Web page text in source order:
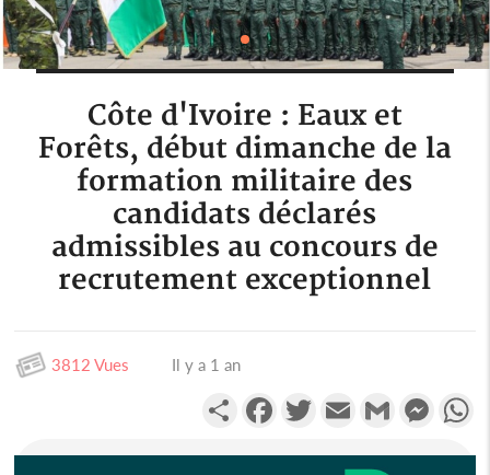
Côte d'Ivoire : Eaux et
Forêts, début dimanche de la
formation militaire des
candidats déclarés
admissibles au concours de
recrutement exceptionnel
3812 Vues Il y a 1 an
PartagerFacebookTwitterEmail Gmail